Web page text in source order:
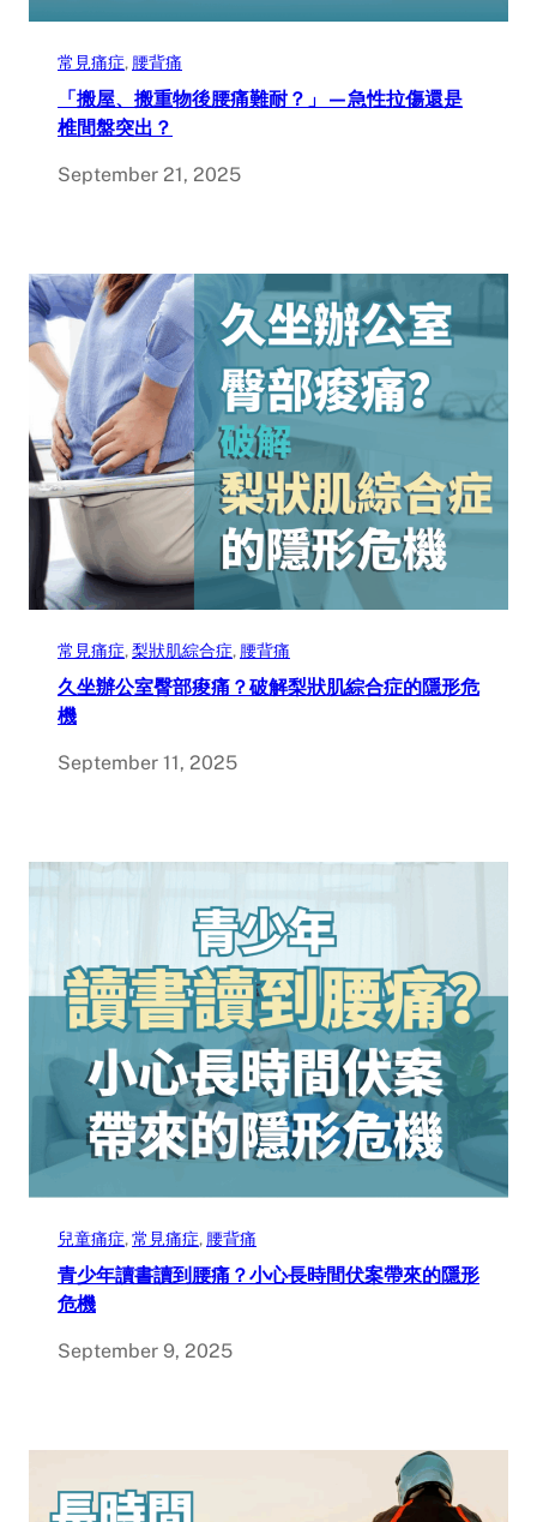
常見痛症, 腰背痛
「搬屋、搬重物後腰痛難耐？」—急性拉傷還是
椎間盤突出？
September 21, 2025
常見痛症, 梨狀肌綜合症, 腰背痛
久坐辦公室臀部痠痛？破解梨狀肌綜合症的隱形危
機
September 11, 2025
兒童痛症, 常見痛症, 腰背痛
青少年讀書讀到腰痛？小心長時間伏案帶來的隱形
危機
September 9, 2025